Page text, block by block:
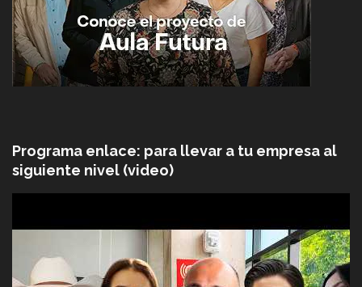
Programa enlace: para llevar a tu empresa al
siguiente nivel (video)